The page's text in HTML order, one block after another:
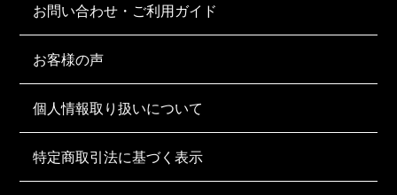
お問い合わせ・ご利用ガイド
お客様の声
個人情報取り扱いについて
特定商取引法に基づく表示